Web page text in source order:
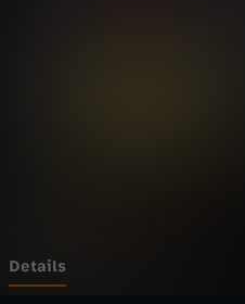
e
Details